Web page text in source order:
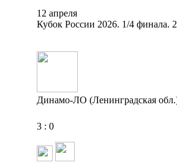
12 апреля
Кубок России 2026. 1/4 финала.
Динамо-ЛО (Ленинградская
3 : 0